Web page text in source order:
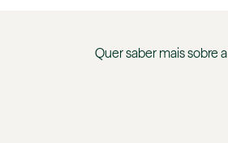
Quer saber mais sobre a